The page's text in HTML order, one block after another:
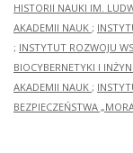
HISTORII NAUKI IM.
AKADEMII NAUK ;
; INSTYTUT ROZWOJU
BIOCYBERNETYKI I
AKADEMII NAUK ;
BEZPIECZEŃSTWA